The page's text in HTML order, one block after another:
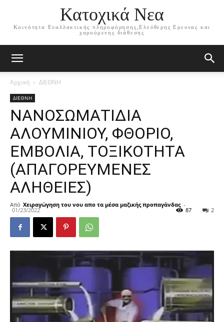
Κατοχικά Νεα
Κοινότητα Εναλλακτικής πληροφόρησης,Ελεύθερης Ερευνας και
χαρούμενης διάθεσης
Αρχική ΔΙΕΘΝΗ
ΔΙΕΘΝΗ
ΝΑΝΟΣΩΜΑΤΙΔΙΑ
ΑΛΟΥΜΙΝΙΟΥ, ΦΘΟΡΙΟ,
ΕΜΒΟΛΙΑ, ΤΟΞΙΚΟΤΗΤΑ
(ΑΠΑΓΟΡΕΥΜΕΝΕΣ
ΑΛΗΘΕΙΕΣ)
Από Χειραγώγηση του νου απο τα μέσα μαζικής προπαγάνδας -
01/23/2022 2
87